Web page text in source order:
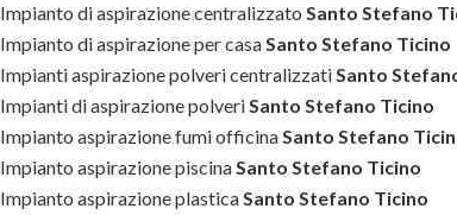
Impianto di aspirazione centralizzato Santo Stefano
Impianto di aspirazione per casaSanto Stefano Ticino
Impianti aspirazione polveri centralizzatiSanto
Impianti di aspirazione polveriSanto Stefano Ticino
Impianto aspirazione fumi officinaSanto Stefano
Impianto aspirazione piscinaSanto Stefano Ticino
Impianto aspirazione plasticaSanto Stefano Ticino